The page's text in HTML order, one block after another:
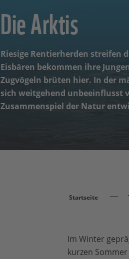
Die Arktis
Riesige Rentierherden streifen
Eisbären bekommen ihre
Zugvögeln brüten hier. In der
sich weitgehend unbeeinflusst
Zusammenspiel der Natur
Startseite
Im Winter
kurzen